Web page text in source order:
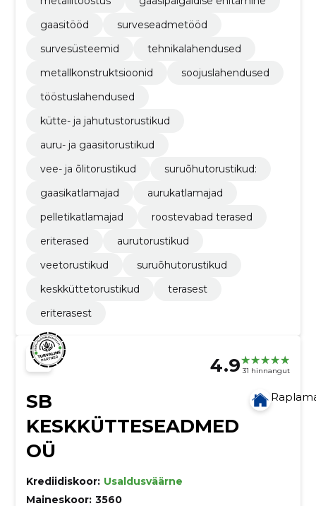
gaasitööd
surveseadmetööd
survesüsteemid
tehnikalahendused
metallkonstruktsioonid
soojuslahendused
tööstuslahendused
kütte- ja jahutustorustikud
auru- ja gaasitorustikud
vee- ja õlitorustikud
suruõhutorustikud:
gaasikatlamajad
aurukatlamajad
pelletikatlamajad
roostevabad terased
eriterased
aurutorustikud
veetorustikud
suruõhutorustikud
keskküttetorustikud
terasest
eriterasest
4.9 31 hinnangut
SB
KESKKÜTTESEADMED
OÜ
Krediidiskoor: Usaldusväärne
Maineskoor: 3560